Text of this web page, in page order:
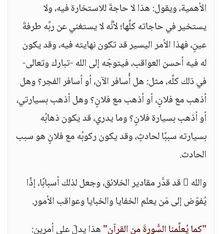
الأهمية، ويقول: هذا لا حاجةَ للاستخارة فيه، ولا
يستخير في حاجاته كلِّها؛ لأنَّه لا يستغني عن ربِّه طرفةَ
عينٍ، فهذا الأمر اليسير قد تكون نهايته فيه، وقد يكون
له فيه أحسن العواقب، فيتوجّه إلى الله -تبارك وتعالى-
في ذلك كلِّه، مثل: هل أُسافر الآن، أو أسافر الفجر؟ وهل
أذهب مع فلانٍ، أو أذهب مع فلانٍ؟ وهل أذهب بسيارتي،
أو أذهب بسيارة فلانٍ؟ وما يدري، قد يكون ذهابُه
بسيارته سببًا لحادثٍ، وقد يكون ركوبُه مع فلانٍ هو سبب
الحادث.
والله  قد قدَّر مقادير الخلائق، وجعل لذلك أسبابًا، إذًا
يُفوّض إلى مَن يعلم الخفايا والخبايا وعواقب الأمور.
"كما يُعلِّمنا السُّورةَ من القرآن"هذا يدلّ على أمرين: